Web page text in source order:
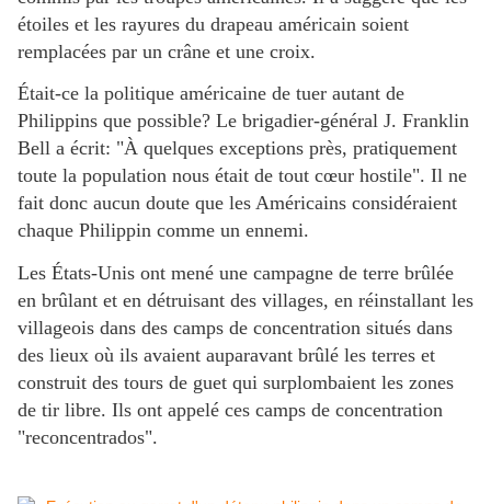
étoiles et les rayures du drapeau américain soient
remplacées par un crâne et une croix.
Était-ce la politique américaine de tuer autant de
Philippins que possible? Le brigadier-général J. Franklin
Bell a écrit: "À quelques exceptions près, pratiquement
toute la population nous était de tout cœur hostile". Il ne
fait donc aucun doute que les Américains considéraient
chaque Philippin comme un ennemi.
Les États-Unis ont mené une campagne de terre brûlée
en brûlant et en détruisant des villages, en réinstallant les
villageois dans des camps de concentration situés dans
des lieux où ils avaient auparavant brûlé les terres et
construit des tours de guet qui surplombaient les zones
de tir libre. Ils ont appelé ces camps de concentration
"reconcentrados".